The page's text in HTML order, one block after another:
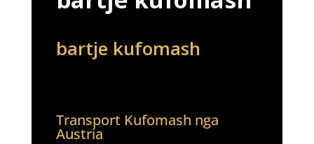
bartje kufomash
Transport Kufomash nga
Austria